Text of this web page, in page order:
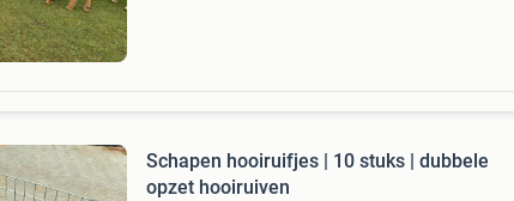
Schapen hooiruifjes | 10 stuks | dubbele
opzet hooiruiven